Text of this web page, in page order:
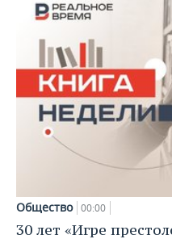
Общество 00:00
30 лет «Игре